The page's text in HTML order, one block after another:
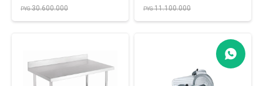
PYG30.600.000 PYG11.100.000